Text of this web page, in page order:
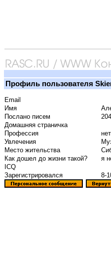
Профиль пользователя
Email
Имя
Послано писем
204
Домашняя страничка
Профессия
нет
Увлечения
Место жительства
Как дошел до жизни такой?
я
ICQ
Зарегистрировался
8-